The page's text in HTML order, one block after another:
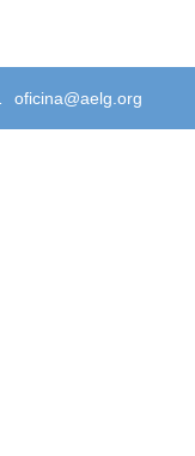
oficina@aelg.org